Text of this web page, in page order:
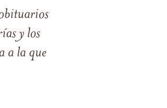
y los
a la que